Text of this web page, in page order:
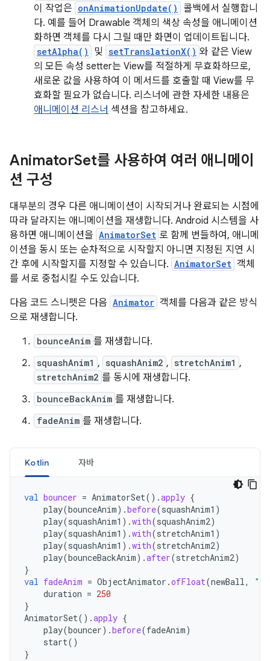
이 작업은 onAnimationUpdate()
콜백에서 실행합니
다. 예를 들어 Drawable 객체의 색상 속성을 애니메이션
화하면 객체를 다시 그릴 때만 화면이 업데이트됩니다.
setAlpha() 및 setTranslationX() 와 같은 View
의 모든 속성 setter는 View를 적절하게 무효화하므로,
새로운 값을 사용하여 이 메서드를 호출할 때 View를 무
효화할 필요가 없습니다. 리스너에 관한 자세한 내용은
애니메이션 리스너 섹션을 참고하세요.
AnimatorSet를 사용하여 여러 애니메이
션 구성
대부분의 경우 다른 애니메이션이 시작되거나 완료되는 시점에
따라 달라지는 애니메이션을 재생합니다. Android 시스템을 사
용하면 애니메이션을 AnimatorSet 로 함께 번들하여, 애니메
이션을 동시 또는 순차적으로 시작할지 아니면 지정된 지연 시
간 후에 시작할지를 지정할 수 있습니다. AnimatorSet 객체
를 서로 중첩시킬 수도 있습니다.
다음 코드 스니펫은 다음 Animator 객체를 다음과 같은 방식
으로 재생합니다.
bounceAnim 를 재생합니다.
squashAnim1 , squashAnim2 , stretchAnim1 ,
stretchAnim2 를 동시에 재생합니다.
bounceBackAnim 를 재생합니다.
fadeAnim 를 재생합니다.
Kotlin 자바
val bouncer = AnimatorSet().apply {
play(bounceAnim).before(squashAnim1 )
play(squashAnim1 ).with(squashAnim2)
play(squashAnim1 ).with(stretchAnim1 )
play(squashAnim1 ).with(stretchAnim2)
play(bounceBackAnim).after(stretchAnim2)
}
val fadeAnim = ObjectAnimator .ofFloat(newBall,
duration = 250
}
AnimatorSet().apply {
play(bouncer).before(fadeAnim)
start()
}